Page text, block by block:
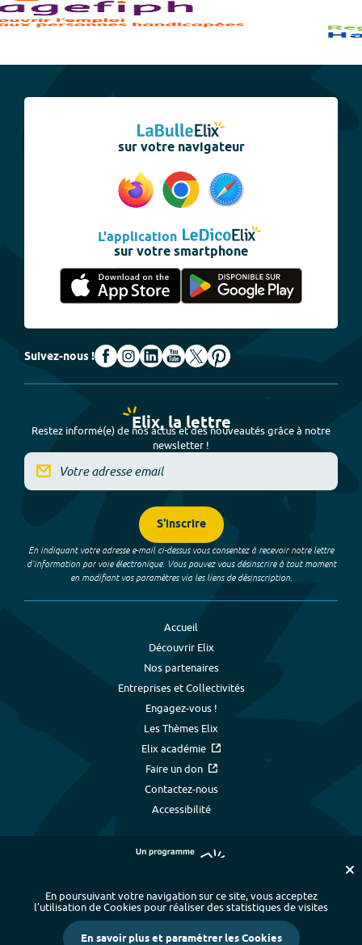
sur votre navigateur
L'application
sur votre smartphone
Suivez-nous !
Elix, la lettre
Restez informé(e) de nos actus et des nouveautés grâce à notre
newsletter !
S'inscrire
En indiquant votre adresse e-mail ci-dessus vous consentez à recevoir notre lettre
d’information par voie électronique. Vous pouvez vous désinscrire à tout moment
en modifiant vos paramètres via les liens de désinscription.
Accueil
Découvrir Elix
Nos partenaires
Entreprises et Collectivités
Engagez-vous !
Les Thèmes Elix
Elix académie
Faire un don
Contactez-nous
Accessibilité
Plan du site - Index alphabétique
-
Mentions légales et données personnelles
- Paramétrer les cookies
En poursuivant votre navigation sur ce site, vous acceptez
l’utilisation de Cookies pour réaliser des statistiques de visites
En savoir plus et paramétrer les Cookies